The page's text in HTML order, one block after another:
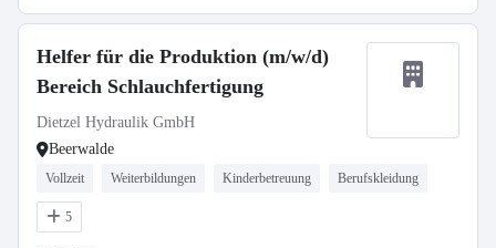
Helfer für die Produktion (m/w/d)
Bereich Schlauchfertigung
Dietzel Hydraulik GmbH
Beerwalde
Vollzeit Weiterbildungen Kinderbetreuung Berufskleidung
5